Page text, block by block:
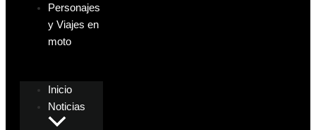
Personajes
y Viajes en
moto
Inicio
Noticias